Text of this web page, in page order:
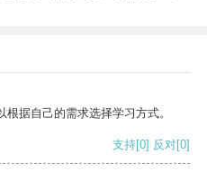
据自己的需求选择学习方式。
支持[0] 反对[0]